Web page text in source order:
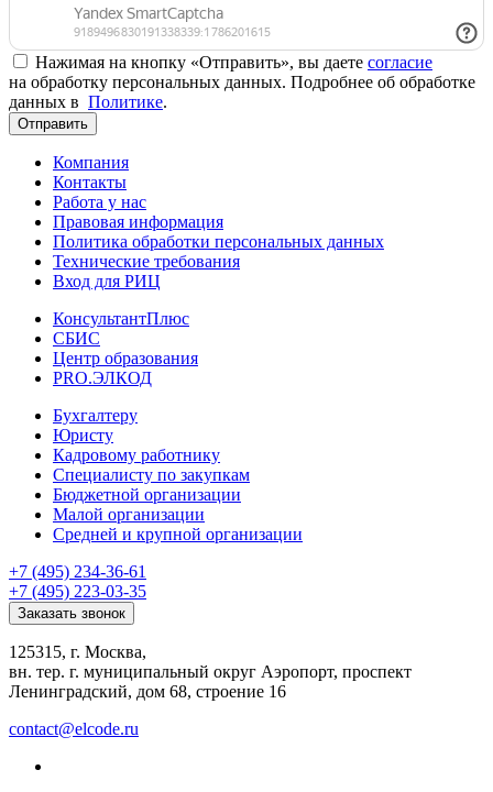
Нажимая на кнопку «Отправить», вы даете согласие
на обработку персональных данных. Подробнее об обработке
данных в Политике.
Отправить
Компания
Контакты
Работа у нас
Правовая информация
Политика обработки персональных данных
Технические требования
Вход для РИЦ
КонсультантПлюс
СБИС
Центр образования
PRO.ЭЛКОД
Бухгалтеру
Юристу
Кадровому работнику
Специалисту по закупкам
Бюджетной организации
Малой организации
Средней и крупной организации
+7 (495) 234-36-61
+7 (495) 223-03-35
Заказать звонок
125315, г. Москва,
вн. тер. г. муниципальный округ Аэропорт, проспект
Ленинградский, дом 68, строение 16
contact@elcode.ru